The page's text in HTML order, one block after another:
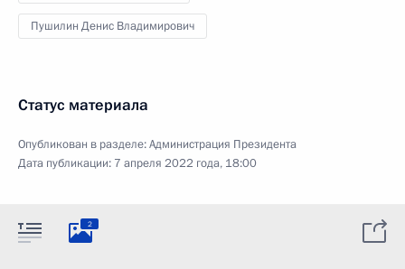
Пушилин Денис Владимирович
Статус материала
Опубликован в разделе:Администрация Президента
Дата публикации: 7 апреля 2022 года, 18:00
2